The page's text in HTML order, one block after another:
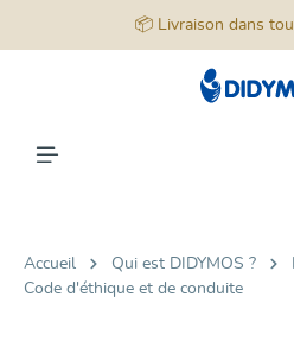
📦 Livraison dans
Accueil Qui est DIDYMOS ?
Code d'éthique et de conduite